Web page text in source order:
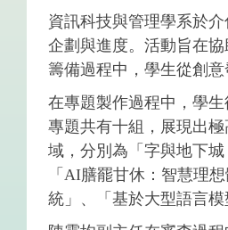
資訊科技與管理學系於
企劃與進度。活動旨在
籌備過程中，學生從創
在專題製作過程中，學
專題共有十組，展現出
域，分別為「字與地下
「AI膳罷甘休：智慧理
統」、「基於大型語言